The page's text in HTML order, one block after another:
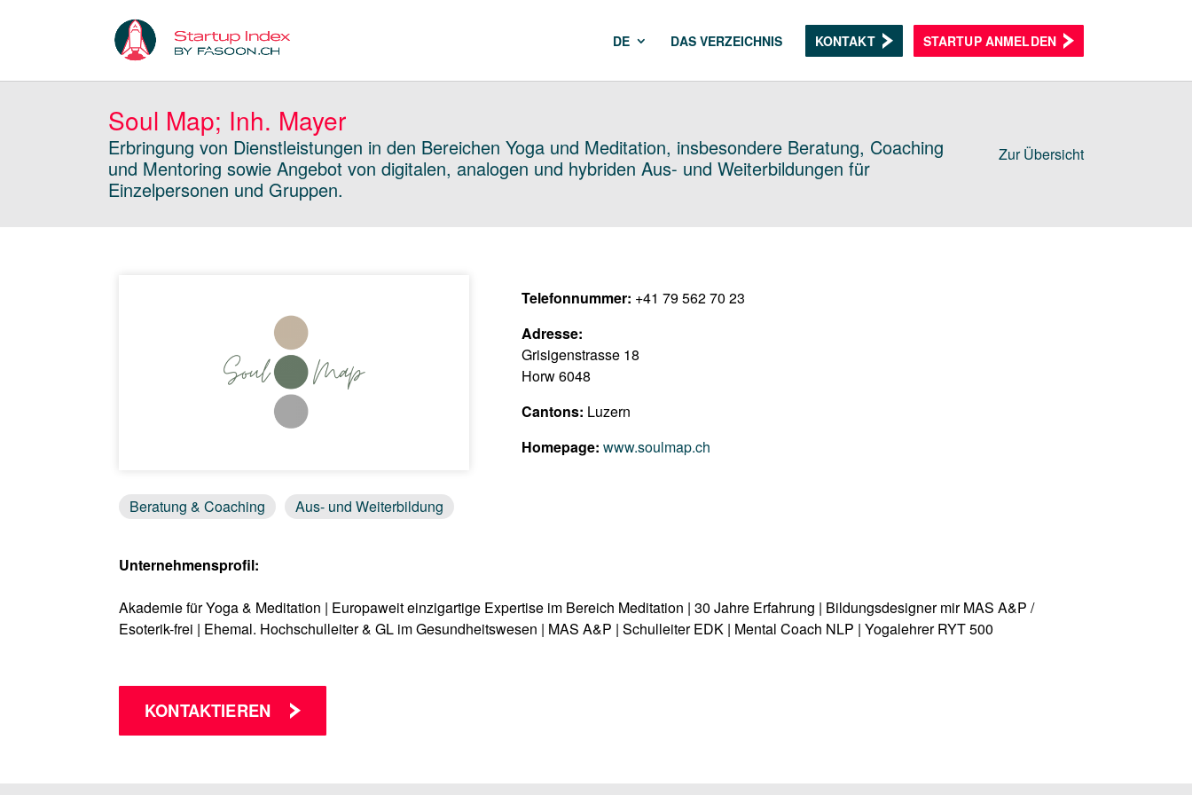
DE DAS VERZEICHNIS KONTAKT STARTUP ANMELDEN
Soul Map; Inh. Mayer
Erbringung von Dienstleistungen in den Bereichen Yoga und Meditation, insbesondere Beratung, Coaching
und Mentoring sowie Angebot von digitalen, analogen und hybriden Aus- und Weiterbildungen für
Einzelpersonen und Gruppen.
Zur Übersicht
Telefonnummer: +41 79 562 70 23
Adresse:
Grisigenstrasse 18
Horw 6048
Cantons: Luzern
Homepage: www.soulmap.ch
Beratung & Coaching Aus- und Weiterbildung
Unternehmensprofil:
Akademie für Yoga & Meditation | Europaweit einzigartige Expertise im Bereich Meditation | 30 Jahre Erfahrung | Bildungsdesigner mir MAS A&P /
Esoterik-frei | Ehemal. Hochschulleiter & GL im Gesundheitswesen | MAS A&P | Schulleiter EDK | Mental Coach NLP | Yogalehrer RYT 500
KONTAKTIEREN